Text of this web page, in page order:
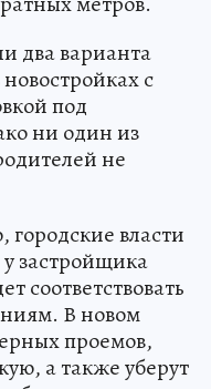
два варианта
с
под
ни один из
не
власти
застройщика
соответствовать
В новом
проемов,
а также уберут